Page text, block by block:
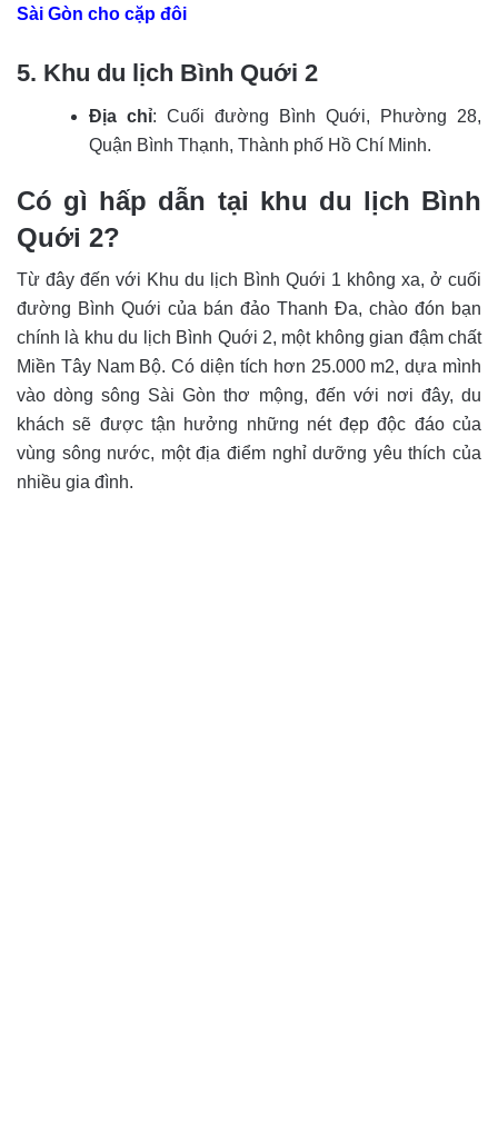
Sài Gòn cho cặp đôi
5. Khu du lịch Bình Quới 2
Địa chỉ: Cuối đường Bình Quới, Phường 28,
Quận Bình Thạnh, Thành phố Hồ Chí Minh.
Có gì hấp dẫn tại khu du lịch Bình
Quới 2?
Từ đây đến với Khu du lịch Bình Quới 1 không xa, ở cuối
đường Bình Quới của bán đảo Thanh Đa, chào đón bạn
chính là khu du lịch Bình Quới 2, một không gian đậm chất
Miền Tây Nam Bộ. Có diện tích hơn 25.000 m2, dựa mình
vào dòng sông Sài Gòn thơ mộng, đến với nơi đây, du
khách sẽ được tận hưởng những nét đẹp độc đáo của
vùng sông nước, một địa điểm nghỉ dưỡng yêu thích của
nhiều gia đình.